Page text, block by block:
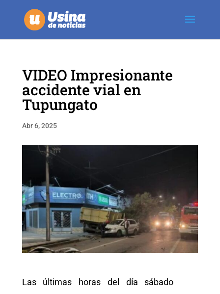
VIDEO Impresionante
accidente vial en
Tupungato
Abr 6, 2025
Las últimas horas del día sábado